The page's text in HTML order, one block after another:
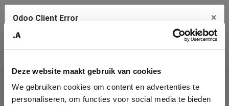
Deze website maakt gebruik van cookies
We gebruiken cookies om content en advertenties te
personaliseren, om functies voor social media te bieden
Company
Odoo Client Error ×
service.